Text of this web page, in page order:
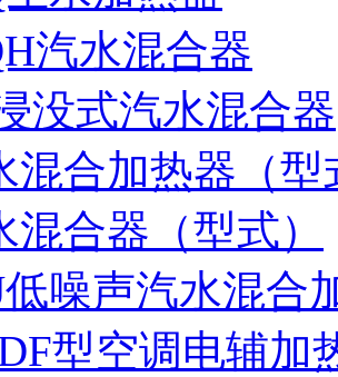
汽水混合器
没式汽水混合器
混合加热器（型
混合器（型式）
低噪声汽水混合
型空调电辅加